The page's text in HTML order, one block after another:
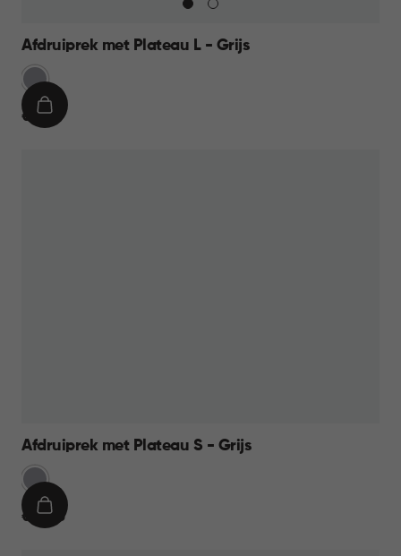
Afdruiprek met Plateau L - Grijs
Licht
Grijs
€
€ 17,95
IN
Afdruiprek met Plateau S - Grijs
Licht
Grijs
€
€ 13,95
IN